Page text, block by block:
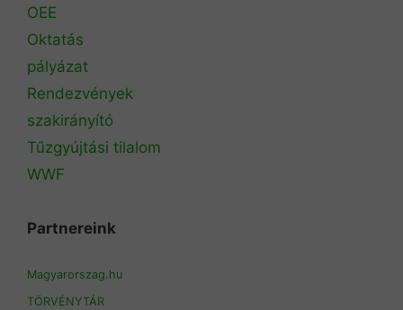
OEE
Oktatás
pályázat
Rendezvények
szakirányító
Tűzgyújtási tilalom
WWF
Partnereink
Magyarorszag.hu
TÖRVÉNYTÁR